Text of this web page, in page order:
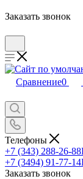
Заказать звонок
Сравнение0
Телефоны
+7 (343) 288-26-88
+7 (3494) 91-77-14
Заказать звонок